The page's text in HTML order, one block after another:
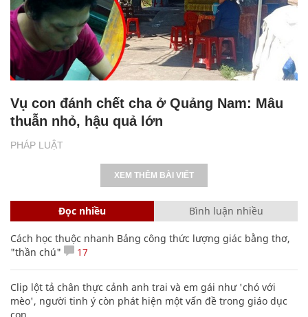
PHÁP LUẬT
Vụ con đánh chết cha ở Quảng Nam: Mâu
thuẫn nhỏ, hậu quả lớn
XEM THÊM BÀI VIẾT
Đọc nhiều Bình luận nhiều
Cách học thuộc nhanh Bảng công thức lượng giác bằng thơ,
"thần chú"
17
Clip lột tả chân thực cảnh anh trai và em gái như 'chó với
mèo', người tinh ý còn phát hiện một vấn đề trong giáo dục
con